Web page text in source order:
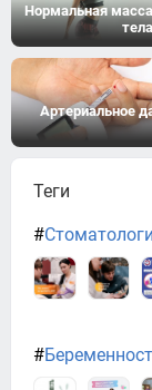
Нормальная масса
тела
Артериальное
Теги
#
#